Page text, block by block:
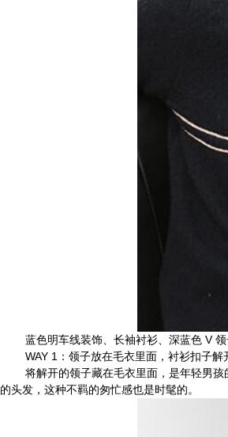
蓝色明车线装饰、长袖衬衫、深蓝色 V 领
WAY 1：领子放在毛衣里面，衬衫扣子解
将解开的领子藏在毛衣里面，是年轻男孩
的头发，这种不羁的匆忙感也是时髦的。